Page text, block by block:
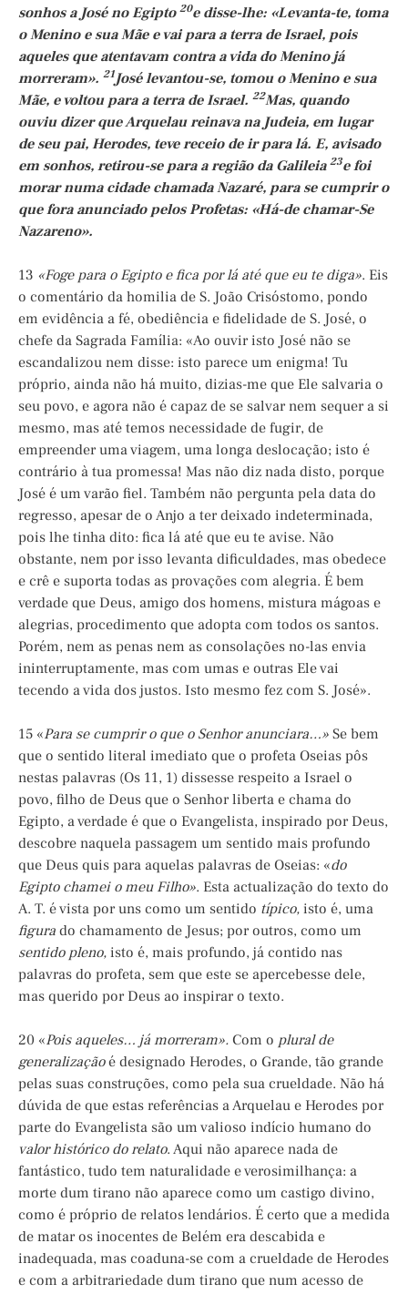
sonhos a José no Egipto 20e disse-lhe: «Levanta-te, toma
o Menino e sua Mãe e vai para a terra de Israel, pois
aqueles que atentavam contra a vida do Menino já
morreram». 21José levantou-se, tomou o Menino e sua
Mãe, e voltou para a terra de Israel. 22Mas, quando
ouviu dizer que Arquelau reinava na Judeia, em lugar
de seu pai, Herodes, teve receio de ir para lá. E, avisado
em sonhos, retirou-se para a região da Galileia 23e foi
morar numa cidade chamada Nazaré, para se cumprir o
que fora anunciado pelos Profetas: «Há-de chamar-Se
Nazareno».
13 «Foge para o Egipto e fica por lá até que eu te diga». Eis
o comentário da homilia de S. João Crisóstomo, pondo
em evidência a fé, obediência e fidelidade de S. José, o
chefe da Sagrada Família: «Ao ouvir isto José não se
escandalizou nem disse: isto parece um enigma! Tu
próprio, ainda não há muito, dizias-me que Ele salvaria o
seu povo, e agora não é capaz de se salvar nem sequer a si
mesmo, mas até temos necessidade de fugir, de
empreender uma viagem, uma longa deslocação; isto é
contrário à tua promessa! Mas não diz nada disto, porque
José é um varão fiel. Também não pergunta pela data do
regresso, apesar de o Anjo a ter deixado indeterminada,
pois lhe tinha dito: fica lá até que eu te avise. Não
obstante, nem por isso levanta dificuldades, mas obedece
e crê e suporta todas as provações com alegria. É bem
verdade que Deus, amigo dos homens, mistura mágoas e
alegrias, procedimento que adopta com todos os santos.
Porém, nem as penas nem as consolações no-las envia
ininterruptamente, mas com umas e outras Ele vai
tecendo a vida dos justos. Isto mesmo fez com S. José».
15 «Para se cumprir o que o Senhor anunciara…» Se bem
que o sentido literal imediato que o profeta Oseias pôs
nestas palavras (Os 11, 1) dissesse respeito a Israel o
povo, filho de Deus que o Senhor liberta e chama do
Egipto, a verdade é que o Evangelista, inspirado por Deus,
descobre naquela passagem um sentido mais profundo
que Deus quis para aquelas palavras de Oseias: «do
Egipto chamei o meu Filho». Esta actualização do texto do
A. T. é vista por uns como um sentido típico, isto é, uma
figura do chamamento de Jesus; por outros, como um
sentido pleno, isto é, mais profundo, já contido nas
palavras do profeta, sem que este se apercebesse dele,
mas querido por Deus ao inspirar o texto.
20 «Pois aqueles… já morreram». Com o plural de
generalizaçãoé designado Herodes, o Grande, tão grande
pelas suas construções, como pela sua crueldade. Não há
dúvida de que estas referências a Arquelau e Herodes por
parte do Evangelista são um valioso indício humano do
valor histórico do relato. Aqui não aparece nada de
fantástico, tudo tem naturalidade e verosimilhança: a
morte dum tirano não aparece como um castigo divino,
como é próprio de relatos lendários. É certo que a medida
de matar os inocentes de Belém era descabida e
inadequada, mas coaduna-se com a crueldade de Herodes
e com a arbitrariedade dum tirano que num acesso de